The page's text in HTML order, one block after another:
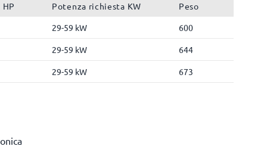
Potenza richiesta KW
Peso
29-59 kW
600
29-59 kW 644
29-59 kW 673